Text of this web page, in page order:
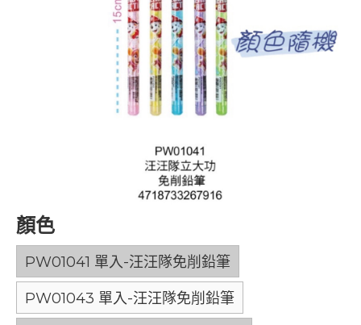
顏色
PW01041 單入-汪汪隊免削鉛筆
PW01043 單入-汪汪隊免削鉛筆